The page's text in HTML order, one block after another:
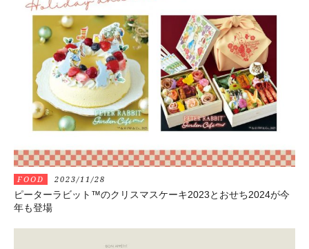
FOOD 2023/11/28
ピーターラビット™のクリスマスケーキ2023とおせち2024が今
年も登場